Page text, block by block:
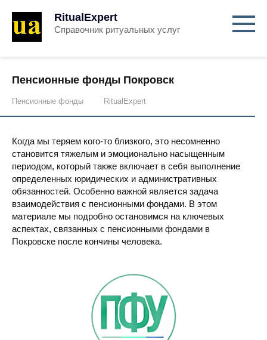
RitualExpert
Справочник ритуальных услуг
Пенсионные фонды Покровск
Пенсионные фонды RitualExpert
Когда мы теряем кого-то близкого, это несомненно
становится тяжелым и эмоционально насыщенным
периодом, который также включает в себя выполнение
определенных юридических и административных
обязанностей. Особенно важной является задача
взаимодействия с пенсионными фондами. В этом
материале мы подробно остановимся на ключевых
аспектах, связанных с пенсионными фондами в
Покровске после кончины человека.